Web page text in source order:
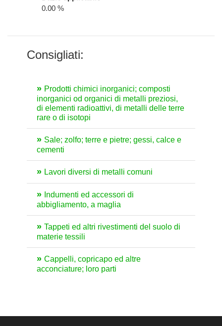
0.00 %
Consigliati:
Prodotti chimici inorganici; composti
inorganici od organici di metalli preziosi,
di elementi radioattivi, di metalli delle terre
rare o di isotopi
Sale; zolfo; terre e pietre; gessi, calce e
cementi
Lavori diversi di metalli comuni
Indumenti ed accessori di
abbigliamento, a maglia
Tappeti ed altri rivestimenti del suolo di
materie tessili
Cappelli, copricapo ed altre
acconciature; loro parti